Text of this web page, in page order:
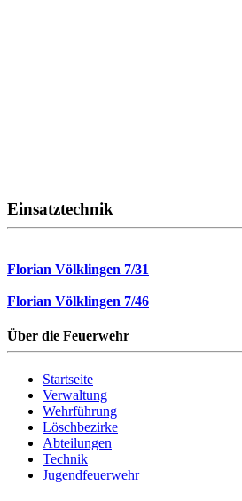
Einsatztechnik
Florian Völklingen 7/31
Florian Völklingen 7/46
Über die Feuerwehr
Startseite
Verwaltung
Wehrführung
Löschbezirke
Abteilungen
Technik
Jugendfeuerwehr